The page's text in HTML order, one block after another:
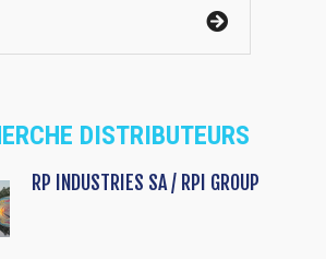
DISTRIBUTEURS
RP INDUSTRIES SA / RPI GROUP